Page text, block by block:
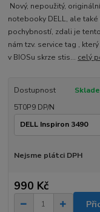
Nový, nepoužitý,
notebooky DELL, ale
pochybností, zdali je
nám tzv. service tag ,
v BIOSu skrze stis... celý
Dostupnost
5T0P9 DP/N
Nejsme plátci DPH
990 Kč